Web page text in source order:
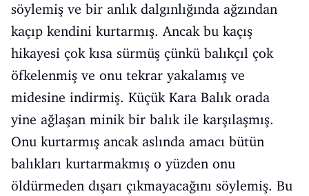
söylemiş ve bir anlık dalgınlığında ağzından
kaçıp kendini kurtarmış. Ancak bu kaçış
hikayesi çok kısa sürmüş çünkü balıkçıl çok
öfkelenmiş ve onu tekrar yakalamış ve
midesine indirmiş. Küçük Kara Balık orada
yine ağlaşan minik bir balık ile karşılaşmış.
Onu kurtarmış ancak aslında amacı bütün
balıkları kurtarmakmış o yüzden onu
öldürmeden dışarı çıkmayacağını söylemiş. Bu